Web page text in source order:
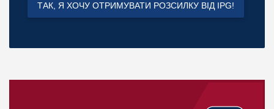
ТАК, Я ХОЧУ ОТРИМУВАТИ РОЗСИЛКУ ВІД IPG!